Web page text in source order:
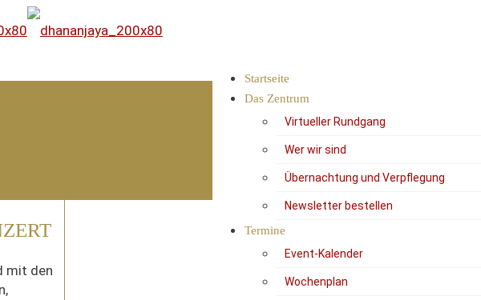
Startseite
Das Zentrum
Virtueller Rundgang
Wer wir sind
Übernachtung und Verpflegung
Newsletter bestellen
Termine
Event-Kalender
Wochenplan
mit den